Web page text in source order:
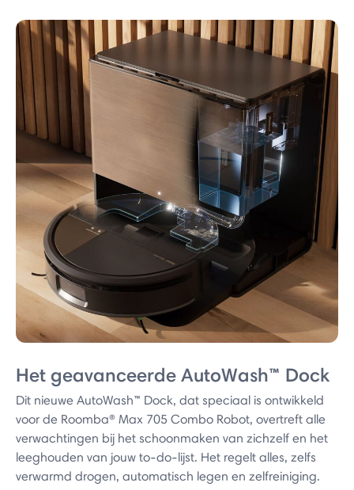
Het geavanceerde AutoWash™ Dock
Dit nieuwe AutoWash™ Dock, dat speciaal is ontwikkeld
voor de Roomba® Max 705 Combo Robot, overtreft alle
verwachtingen bij het schoonmaken van zichzelf en het
leeghouden van jouw to-do-lijst. Het regelt alles, zelfs
verwarmd drogen, automatisch legen en zelfreiniging.